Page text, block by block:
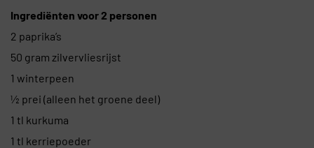
Ingrediënten voor 2 personen
2 paprika’s
50 gram zilvervliesrijst
1 winterpeen
½ prei (alleen het groene deel)
1 tl kurkuma
1 tl kerriepoeder